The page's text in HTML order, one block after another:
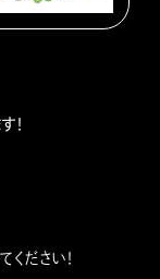
！
ださい！